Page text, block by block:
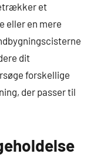
et
eller en mere
dit
forskellige
der passer til